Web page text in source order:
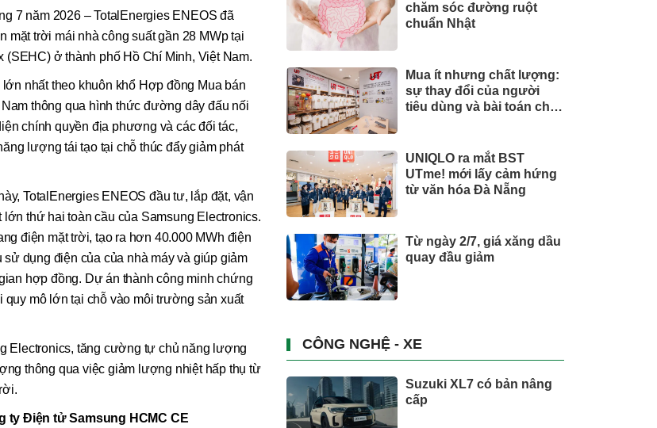
7 năm 2026 – TotalEnergies ENEOS đã
mặt trời mái nhà công suất gần 28 MWp tại
ở thành phố Hồ Chí Minh, Việt Nam.
nhất theo khuôn khổ Hợp đồng Mua bán
thông qua hình thức đường dây đấu nối
chính quyền địa phương và các đối tác,
lượng tái tạo tại chỗ thúc đẩy giảm phát
TotalEnergies ENEOS đầu tư, lắp đặt, vận
thứ hai toàn cầu của Samsung Electronics.
điện mặt trời, tạo ra hơn 40.000 MWh điện
dụng điện của của nhà máy và giúp giảm
hợp đồng. Dự án thành công minh chứng
mô lớn tại chỗ vào môi trường sản xuất
Electronics, tăng cường tự chủ năng lượng
thông qua việc giảm lượng nhiệt hấp thụ từ
ty Điện tử Samsung HCMC CE
chăm sóc đường ruột
chuẩn Nhật
Mua ít nhưng chất lượng:
sự thay đổi của người
tiêu dùng và bài toán cho
UNIQLO ra mắt BST
UTme! mới lấy cảm hứng
từ văn hóa Đà Nẵng
Từ ngày 2/7, giá xăng dầu
quay đầu giảm
CÔNG NGHỆ - XE
Suzuki XL7 có bản nâng
cấp